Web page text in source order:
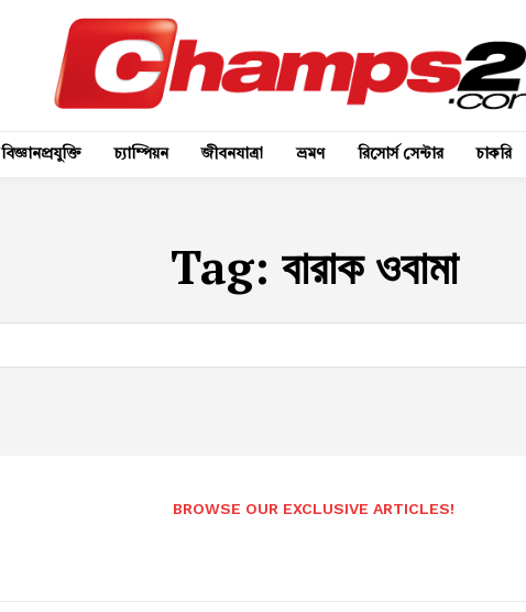
বিজ্ঞানপ্রযুক্তি চ্যাম্পিয়ন জীবনযাত্রা ভ্রমণ রিসোর্স সেন্টার চাকরি
Tag: বারাক ওবামা
BROWSE OUR EXCLUSIVE ARTICLES!